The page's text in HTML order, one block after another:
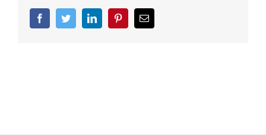
FacebookTwitterLinkedInPinterestCorreo
electrónico